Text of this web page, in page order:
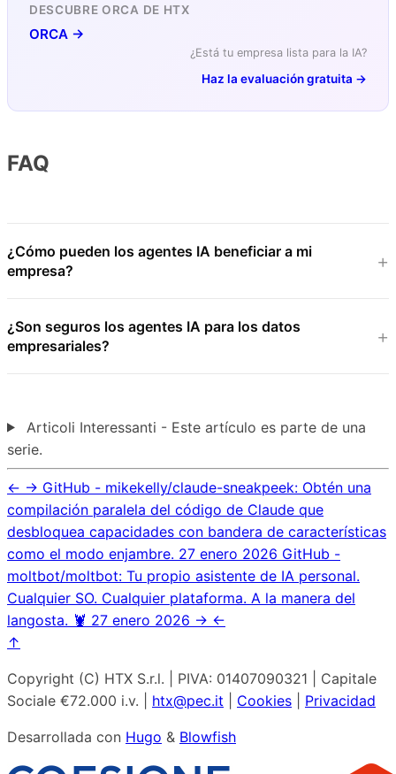
DESCUBRE ORCA DE HTX
ORCA →
¿Está tu empresa lista para la IA?
Haz la evaluación gratuita →
FAQ
¿Cómo pueden los agentes IA beneficiar a mi
empresa?
¿Son seguros los agentes IA para los datos
empresariales?
Articoli Interessanti - Este artículo es parte de una
serie.
← → GitHub - mikekelly/claude-sneakpeek: Obtén una
compilación paralela del código de Claude que
desbloquea capacidades con bandera de características
como el modo enjambre. 27 enero 2026 GitHub -
moltbot/moltbot: Tu propio asistente de IA personal.
Cualquier SO. Cualquier plataforma. A la manera del
langosta. 🦞 27 enero 2026 → ←
↑
Copyright (C) HTX S.r.l. | PIVA: 01407090321 | Capitale
Sociale €72.000 i.v. | htx@pec.it Cookies Privacidad
Desarrollada con Hugo & Blowfish